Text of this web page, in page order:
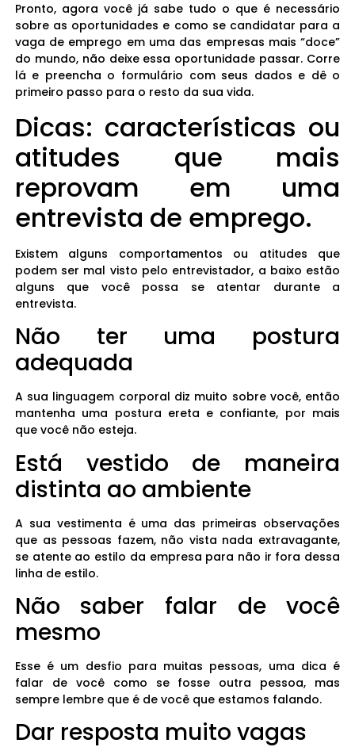
Pronto, agora você já sabe tudo o que é necessário
sobre as oportunidades e como se candidatar para a
vaga de emprego em uma das empresas mais “doce”
do mundo, não deixe essa oportunidade passar. Corre
lá e preencha o formulário com seus dados e dê o
primeiro passo para o resto da sua vida.
Dicas: características ou
atitudes que mais
reprovam em uma
entrevista de emprego.
Existem alguns comportamentos ou atitudes que
podem ser mal visto pelo entrevistador, a baixo estão
alguns que você possa se atentar durante a
entrevista.
Não ter uma postura
adequada
A sua linguagem corporal diz muito sobre você, então
mantenha uma postura ereta e confiante, por mais
que você não esteja.
Está vestido de maneira
distinta ao ambiente
A sua vestimenta é uma das primeiras observações
que as pessoas fazem, não vista nada extravagante,
se atente ao estilo da empresa para não ir fora dessa
linha de estilo.
Não saber falar de você
mesmo
Esse é um desfio para muitas pessoas, uma dica é
falar de você como se fosse outra pessoa, mas
sempre lembre que é de você que estamos falando.
Dar resposta muito vagas